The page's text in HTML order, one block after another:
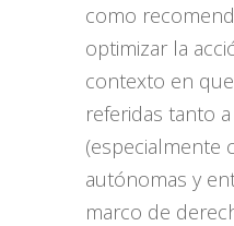
como
optimizar la
contexto en
referidas tanto
(especialmente
autónomas y
marco de